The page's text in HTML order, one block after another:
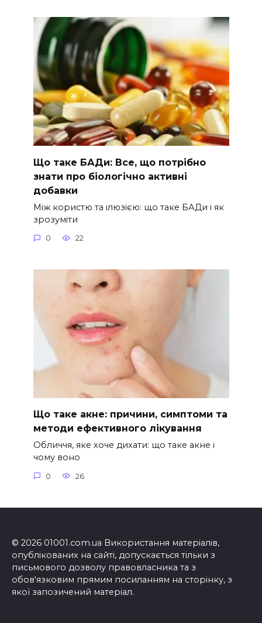
Що таке БАДи: Все, що потрібно
знати про біологічно активні
добавки
Між користю та ілюзією: що таке БАДи і як
зрозуміти
0 22
Що таке акне: причини, симптоми та
методи ефективного лікування
Обличчя, яке хоче дихати: що таке акне і
чому воно
0 26
© 2026 01001.com.ua Використання матеріалів,
опублікованих на сайті, допускається тільки з
письмового дозволу правовласника та з
обов'язковим прямим посиланням на сторінку, з
якої запозичений матеріал.